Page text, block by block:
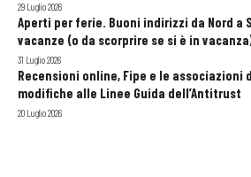
29 Luglio 2026
Aperti per ferie. Buoni indirizzi da Nord a
vacanze (o da scorprire se si è in
31 Luglio 2026
Recensioni online, Fipe e le associazioni
modifiche alle Linee Guida dell’Antitrust
20 Luglio 2026